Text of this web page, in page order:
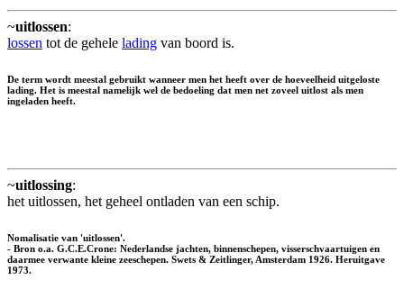
~uitlossen:
lossen tot de gehele lading van boord is.
De term wordt meestal gebruikt wanneer men het heeft over de hoeveelheid uitgeloste
lading. Het is meestal namelijk wel de bedoeling dat men net zoveel uitlost als men
ingeladen heeft.
~uitlossing:
het uitlossen, het geheel ontladen van een schip.
Nomalisatie van 'uitlossen'.
- Bron o.a. G.C.E.Crone: Nederlandse jachten, binnenschepen, visserschvaartuigen en
daarmee verwante kleine zeeschepen. Swets & Zeitlinger, Amsterdam 1926. Heruitgave
1973.